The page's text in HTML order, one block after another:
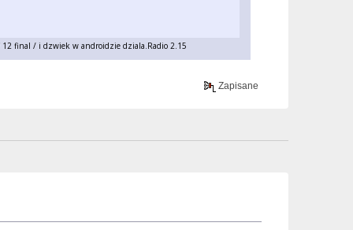
12 final / i dzwiek w androidzie dziala.Radio 2.15
Zapisane